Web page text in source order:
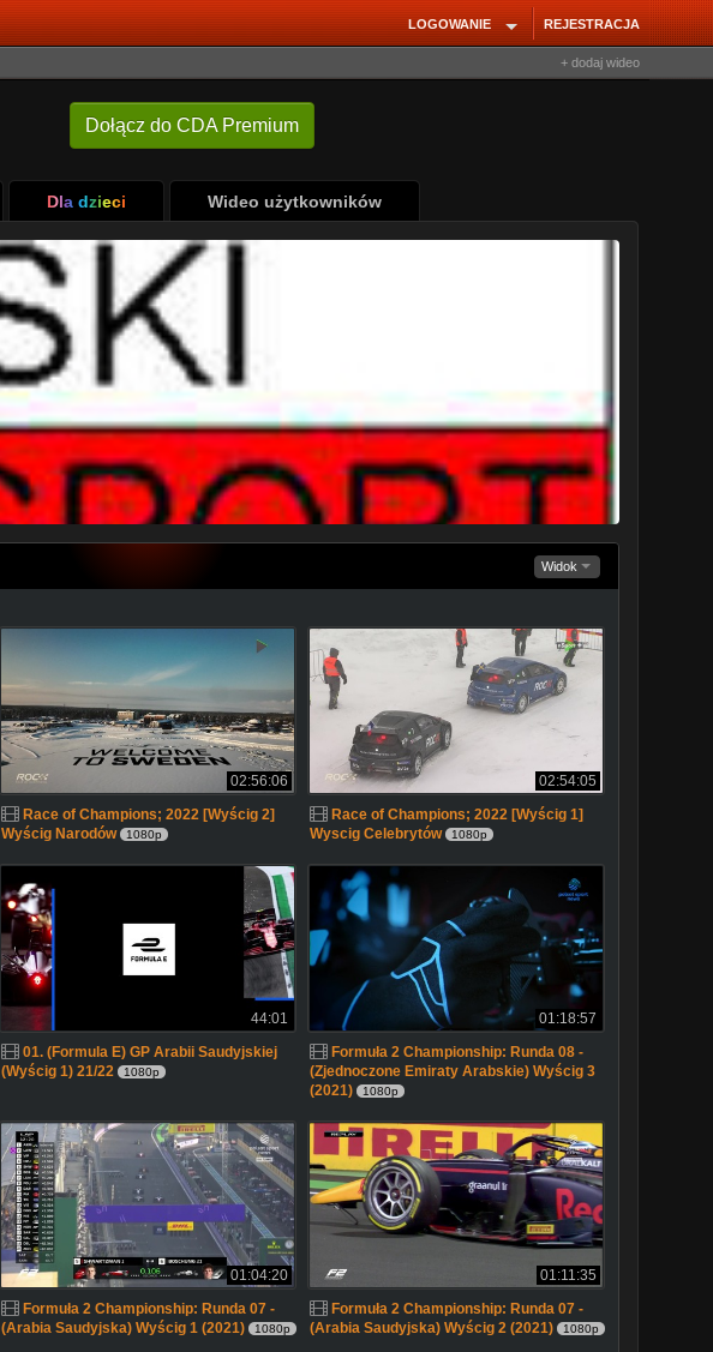
LOGOWANIE REJESTRACJA
+ dodaj wideo
Dla dzieci Wideo użytkowników
Widok
02:56:06
Race of Champions; 2022 [Wyścig 2]
Wyścig Narodów
1080p
02:54:05
Race of Champions; 2022 [Wyścig 1]
Wyscig Celebrytów
1080p
44:01
01. (Formula E) GP Arabii Saudyjskiej
(Wyścig 1) 21/22
1080p
01:18:57
Formuła 2 Championship: Runda 08 -
(Zjednoczone Emiraty Arabskie) Wyścig 3
(2021)
1080p
01:04:20
Formuła 2 Championship: Runda 07 -
(Arabia Saudyjska) Wyścig 1 (2021)
1080p
01:11:35
Formuła 2 Championship: Runda 07 -
(Arabia Saudyjska) Wyścig 2 (2021)
1080p